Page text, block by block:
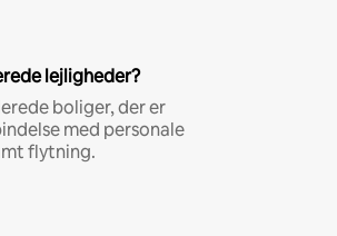
lejligheder?
boliger, der er
med personale
flytning.